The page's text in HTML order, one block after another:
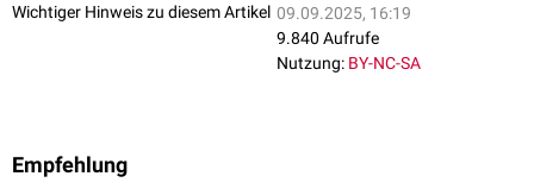
Wichtiger Hinweis zu diesem Artikel 09.09.2025, 16:19
9.840 Aufrufe
Nutzung: BY-NC-SA
Empfehlung